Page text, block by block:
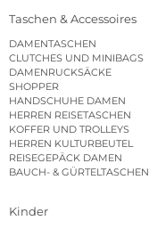
Taschen & Accessoires
DAMENTASCHEN
CLUTCHES UND MINIBAGS
DAMENRUCKSÄCKE
SHOPPER
HANDSCHUHE DAMEN
HERREN REISETASCHEN
KOFFER UND TROLLEYS
HERREN KULTURBEUTEL
REISEGEPÄCK DAMEN
BAUCH- & GÜRTELTASCHEN
Kinder